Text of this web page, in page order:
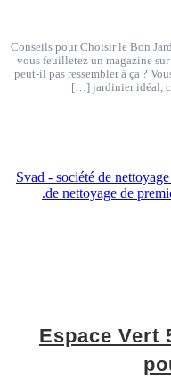
Conseils pour Choisir le Bon
vous feuilletez un magazine
peut-il pas ressembler à ça ?
jardinier idéal,
Espace Vert